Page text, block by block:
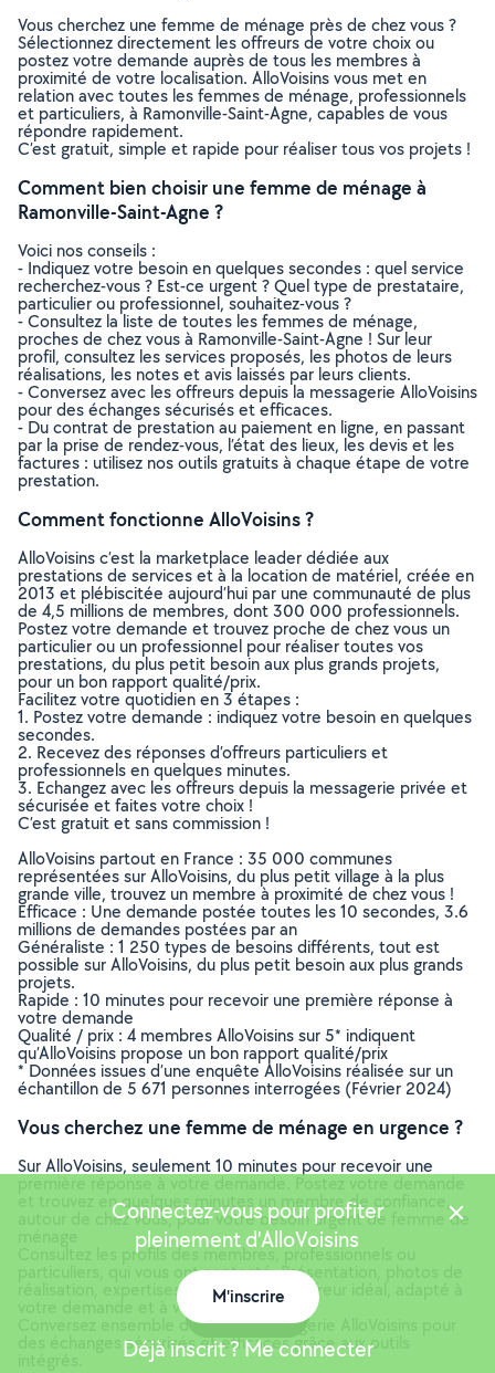
Vous cherchez une femme de ménage près de chez vous ?
Sélectionnez directement les offreurs de votre choix ou
postez votre demande auprès de tous les membres à
proximité de votre localisation. AlloVoisins vous met en
relation avec toutes les femmes de ménage, professionnels
et particuliers, à Ramonville-Saint-Agne, capables de vous
répondre rapidement.
C’est gratuit, simple et rapide pour réaliser tous vos projets !
Comment bien choisir une femme de ménage à
Ramonville-Saint-Agne ?
Voici nos conseils :
- Indiquez votre besoin en quelques secondes : quel service
recherchez-vous ? Est-ce urgent ? Quel type de prestataire,
particulier ou professionnel, souhaitez-vous ?
- Consultez la liste de toutes les femmes de ménage,
proches de chez vous à Ramonville-Saint-Agne ! Sur leur
profil, consultez les services proposés, les photos de leurs
réalisations, les notes et avis laissés par leurs clients.
- Conversez avec les offreurs depuis la messagerie AlloVoisins
pour des échanges sécurisés et efficaces.
- Du contrat de prestation au paiement en ligne, en passant
par la prise de rendez-vous, l’état des lieux, les devis et les
factures : utilisez nos outils gratuits à chaque étape de votre
prestation.
Comment fonctionne AlloVoisins ?
AlloVoisins c’est la marketplace leader dédiée aux
prestations de services et à la location de matériel, créée en
2013 et plébiscitée aujourd’hui par une communauté de plus
de 4,5 millions de membres, dont 300 000 professionnels.
Postez votre demande et trouvez proche de chez vous un
particulier ou un professionnel pour réaliser toutes vos
prestations, du plus petit besoin aux plus grands projets,
pour un bon rapport qualité/prix.
Facilitez votre quotidien en 3 étapes :
1. Postez votre demande : indiquez votre besoin en quelques
secondes.
2. Recevez des réponses d’offreurs particuliers et
professionnels en quelques minutes.
3. Echangez avec les offreurs depuis la messagerie privée et
sécurisée et faites votre choix !
C’est gratuit et sans commission !
AlloVoisins partout en France : 35 000 communes
représentées sur AlloVoisins, du plus petit village à la plus
grande ville, trouvez un membre à proximité de chez vous !
Efficace : Une demande postée toutes les 10 secondes, 3.6
millions de demandes postées par an
Généraliste : 1 250 types de besoins différents, tout est
possible sur AlloVoisins, du plus petit besoin aux plus grands
projets.
Rapide : 10 minutes pour recevoir une première réponse à
votre demande
Qualité / prix : 4 membres AlloVoisins sur 5* indiquent
qu’AlloVoisins propose un bon rapport qualité/prix
* Données issues d’une enquête AlloVoisins réalisée sur un
échantillon de 5 671 personnes interrogées (Février 2024)
Vous cherchez une femme de ménage en urgence ?
Sur AlloVoisins, seulement 10 minutes pour recevoir une
et trouvez en quelques minutes un membre de confiance,
autour de chez vous, pour votre besoin urgent de femme de
Consultez les profils des membres, professionnels ou
particuliers, qui vous ont contacté. Présentation, photos de
réalisation, expertises, avis : trouvez l'offreur idéal, adapté à
votre demande et à votre budget.
Conversez ensemble depuis la messagerie AlloVoisins pour
des échanges sécurisés et efficaces grâce aux outils
Connectez-vous pour profiter
pleinement d'AlloVoisins
M'inscrire
Déjà inscrit ? Me connecter